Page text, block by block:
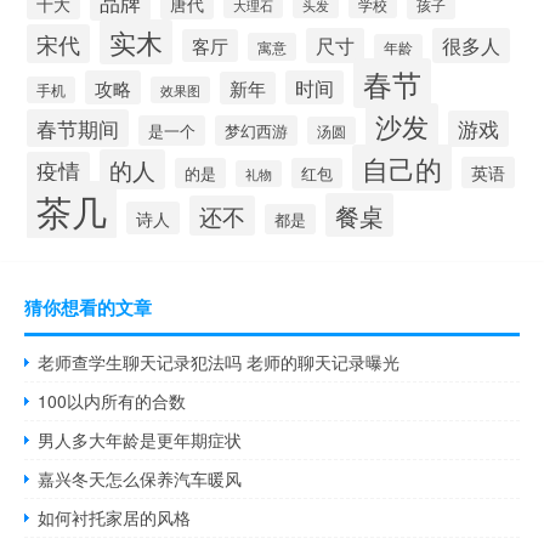
大理石 头发 学校 孩子
宋代 实木 客厅 寓意 尺寸 年龄 很多人
手机 攻略 效果图 新年 时间 春节
春节期间 是一个 梦幻西游 汤圆 沙发 游戏
疫情 的人 的是 礼物 红包 自己的 英语
茶几 诗人 还不 都是 餐桌
猜你想看的文章
老师查学生聊天记录犯法吗 老师的聊天记录曝光
100以内所有的合数
男人多大年龄是更年期症状
嘉兴冬天怎么保养汽车暖风
如何衬托家居的风格